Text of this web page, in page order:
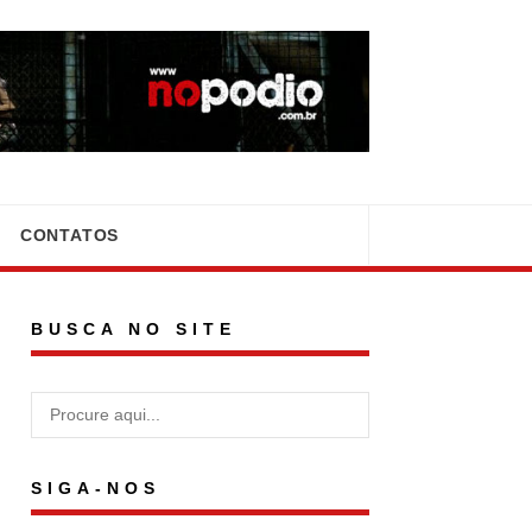
CONTATOS
BUSCA NO SITE
SIGA-NOS